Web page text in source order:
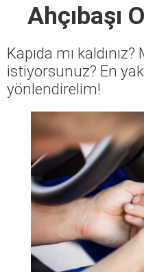
Ahçıbaşı
Kapıda mı
istiyorsunuz? En
yönlendirelim!